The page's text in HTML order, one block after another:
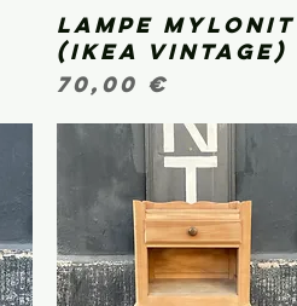
Aperçu rapide
Lampe Mylonit
(IKEA vintage)
Prix
70,00 €